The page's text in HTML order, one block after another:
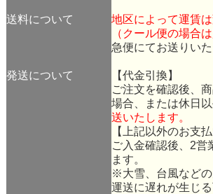
送料について
地区によって運賃は
（クール便の場合
急便にてお送りいた
発送について
【代金引換】
ご注文を確認後、
場合、または休日
送いたします。
【上記以外のお支払
ご入金確認後、2営
ます。
※大雪、台風などの
運送に遅れが生じ